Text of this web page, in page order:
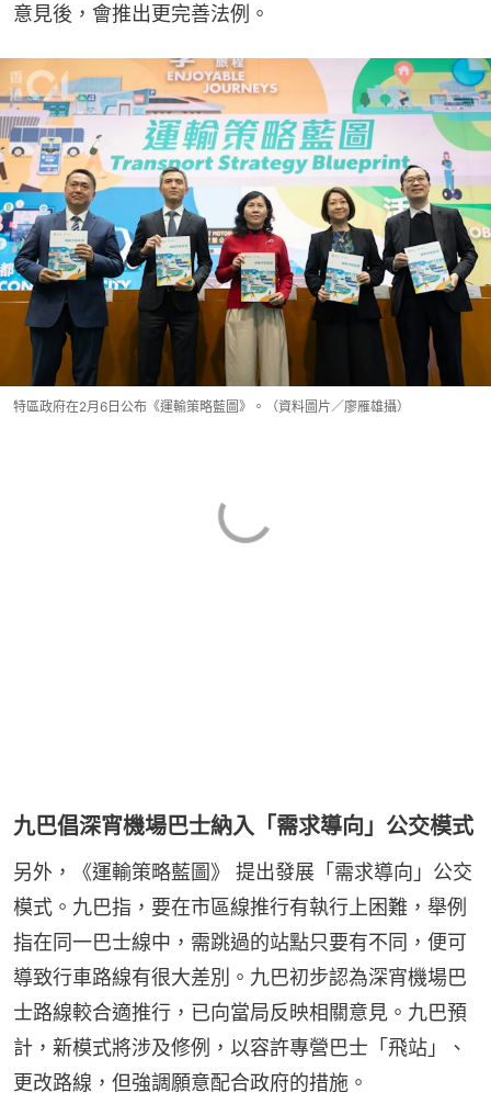
意見後，會推出更完善法例。
特區政府在2月6日公布《運輸策略藍圖》。（資料圖片／廖雁雄攝）
九巴倡深宵機場巴士納入「需求導向」公交模式
另外，《運輸策略藍圖》 提出發展「需求導向」公交
模式。九巴指，要在市區線推行有執行上困難，舉例
指在同一巴士線中，需跳過的站點只要有不同，便可
導致行車路線有很大差別。九巴初步認為深宵機場巴
士路線較合適推行，已向當局反映相關意見。九巴預
計，新模式將涉及修例，以容許專營巴士「飛站」、
更改路線，但強調願意配合政府的措施。